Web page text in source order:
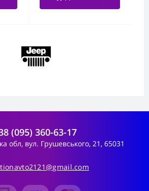
(095) 360-63-17
обл, вул. Грушевського, 21, 65031